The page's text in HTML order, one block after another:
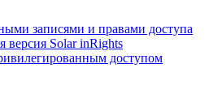
записями и правами доступа
версия Solar inRights
доступом